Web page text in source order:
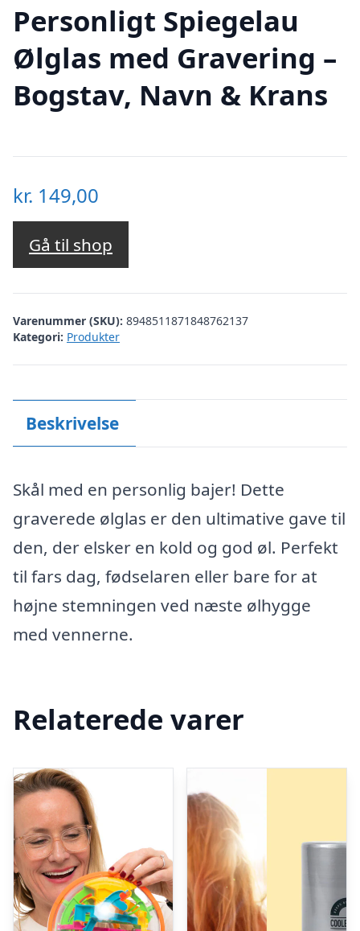
Personligt Spiegelau
Ølglas med Gravering –
Bogstav, Navn & Krans
kr. 149,00
Gå til shop
Varenummer (SKU): 8948511871848762137
Kategori: Produkter
Beskrivelse
Skål med en personlig bajer! Dette
graverede ølglas er den ultimative gave til
den, der elsker en kold og god øl. Perfekt
til fars dag, fødselaren eller bare for at
højne stemningen ved næste ølhygge
med vennerne.
Relaterede varer